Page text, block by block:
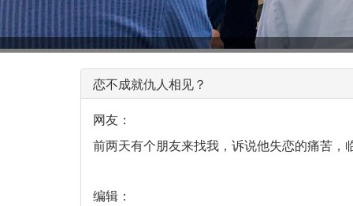
恋不成就仇人相见？
网友：
前两天有个朋友来找我，诉说他失恋的痛苦，
编辑：